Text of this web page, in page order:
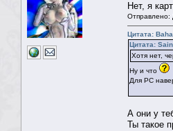
Нет, я
Отправлено:
Цитата:
Цитата:
Хотя нет,
Ну и что
Для PC
А они у
Ты такое